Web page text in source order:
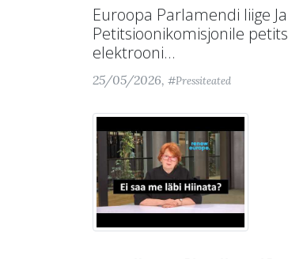
Euroopa Parlamendi liige
Petitsioonikomisjonile
elektrooni...
25/05/2026, #Pressiteated